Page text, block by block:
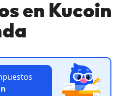
en Kucoin